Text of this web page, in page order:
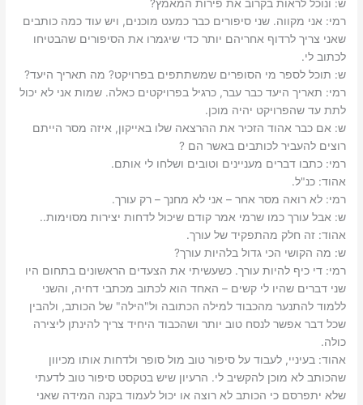
ש: ‫ונוכל לראות בקרוב את פירות המאמץ?‬
רמי: ‫אני מקווה. שני סיפורים כבר כמעט מוכנים, ויש עוד כמה כותבים
שאני צריך לרדוף אחריהם יותר כדי שיגמרו את הסיפורים שהבטיחו
לכתוב לי.‬
ש: ‫תוכל לספר מי הסופרים שמשתתפים בפרויקט?‬ מה תאריך היעד?‬
רמי: ‫תאריך היעד כבר עבר, כרגיל בפרויקטים כאלה. שמות אני לא יכול
לתת עד שהפרויקט יהיה מוכן.‬
ש: ‫אם כבר אהוד הזכיר את ההרצאה שלו באייקון, איזה מסר הייתם
רוצים להעביר לכותבים באשר הם ?‬
רמי: ‫כתבו דברים מעניינים וטובים ושלחו לי אותם.‬
אהוד: ‫כנ"ל.‬
רמי: ‫לא רואה מסר אחר – אני לא מחנך – רק עורך.‬
ש: ‫אבל עורך כמו שרמי אמר קודם שיכול לדחות יצירות מסוימות..‬
אהוד: ‫זה חלק מהתפקיד של עורך.‬
ש: ‫מה הקושי הכי גדול בלהיות עורך?‬
רמי: ‫די כיף להיות עורך. כשעשיתי את הצעדים הראשונים בתחום היו
שני דברים שהיו לי קשים – האחד הוא לכתוב מכתבי דחיה, והשני
ללמוד להתנער מהכבוד למילה הכתובה ול"הילה" של הכותב, ולהבין
שכל דבר אפשר לנסח טוב יותר ושהכבוד היחיד צריך להינתן ליצירה
כולה.‬
אהוד: ‫בעיניי, לעבוד על סיפור טוב מול סופר ולדחות אותו מכיוון
שהכותב לא מוכן להקשיב לי. הרעיון שיש בטקסט סיפור טוב לדעתי
שלא יתפרסם כי הכותב לא רוצה או יכול לעמוד בקנה המידה שאני